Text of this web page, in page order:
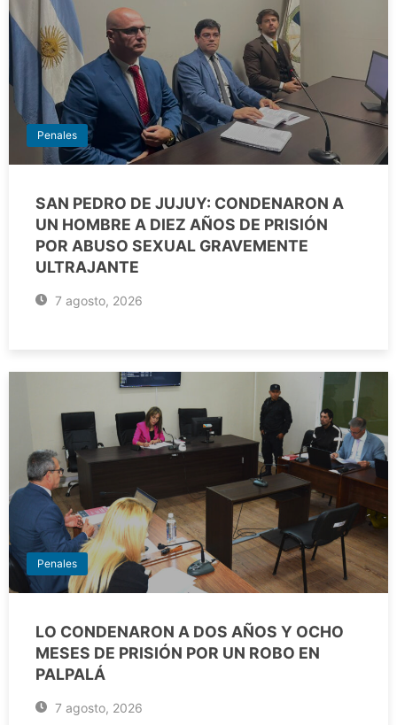
Penales
SAN PEDRO DE JUJUY: CONDENARON A
UN HOMBRE A DIEZ AÑOS DE PRISIÓN
POR ABUSO SEXUAL GRAVEMENTE
ULTRAJANTE
7 agosto, 2026
Penales
LO CONDENARON A DOS AÑOS Y OCHO
MESES DE PRISIÓN POR UN ROBO EN
PALPALÁ
7 agosto, 2026